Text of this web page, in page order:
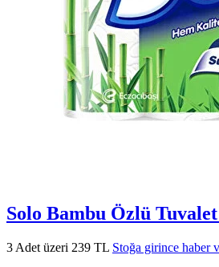
Solo Bambu Özlü
3 Adet üzeri 239 TL Stoğa girince haber